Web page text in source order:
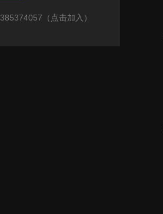
385374057（点击加入）